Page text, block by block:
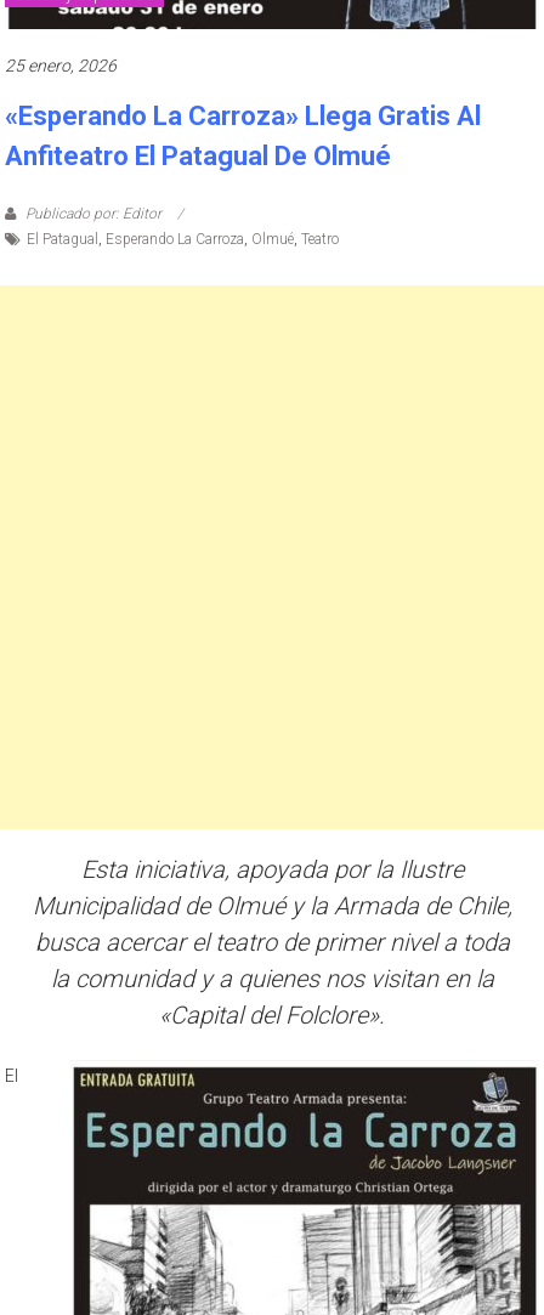
25 enero, 2026
«Esperando La Carroza» Llega Gratis Al
Anfiteatro El Patagual De Olmué
Publicado por: Editor
El Patagual
Esperando La Carroza Olmué ,Teatro
Esta iniciativa, apoyada por la Ilustre
Municipalidad de Olmué y la Armada de Chile,
busca acercar el teatro de primer nivel a toda
la comunidad y a quienes nos visitan en la
«Capital del Folclore».
El